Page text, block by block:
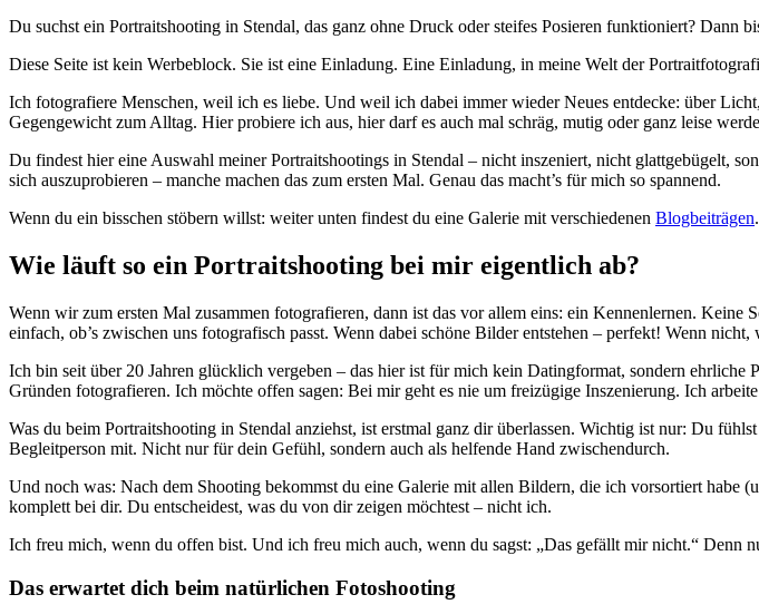
Du suchst ein Portraitshooting in Stendal, das ganz ohne Druck oder steifes Posieren funktioniert?
Diese Seite ist kein Werbeblock. Sie ist eine Einladung. Eine Einladung, in meine Welt der
Ich fotografiere Menschen, weil ich es liebe. Und weil ich dabei immer wieder Neues entdecke: über
Gegengewicht zum Alltag. Hier probiere ich aus, hier darf es auch mal schräg, mutig oder ganz leise
Du findest hier eine Auswahl meiner Portraitshootings in Stendal – nicht inszeniert, nicht glattgebügelt,
sich auszuprobieren – manche machen das zum ersten Mal. Genau das macht’s für mich so spannend.
Wenn du ein bisschen stöbern willst: weiter unten findest du eine Galerie mit verschiedenen Blogbeiträgen
Wie läuft so ein Portraitshooting bei mir eigentlich ab?
Wenn wir zum ersten Mal zusammen fotografieren, dann ist das vor allem eins: ein Kennenlernen.
einfach, ob’s zwischen uns fotografisch passt. Wenn dabei schöne Bilder entstehen – perfekt! Wenn
Ich bin seit über 20 Jahren glücklich vergeben – das hier ist für mich kein Datingformat, sondern
Gründen fotografieren. Ich möchte offen sagen: Bei mir geht es nie um freizügige Inszenierung. Ich
Was du beim Portraitshooting in Stendal anziehst, ist erstmal ganz dir überlassen. Wichtig ist nur: Du
Begleitperson mit. Nicht nur für dein Gefühl, sondern auch als helfende Hand zwischendurch.
Und noch was: Nach dem Shooting bekommst du eine Galerie mit allen Bildern, die ich vorsortiert habe
komplett bei dir. Du entscheidest, was du von dir zeigen möchtest – nicht ich.
Ich freu mich, wenn du offen bist. Und ich freu mich auch, wenn du sagst: „Das gefällt mir nicht.“ Denn
Das erwartet dich beim natürlichen Fotoshooting